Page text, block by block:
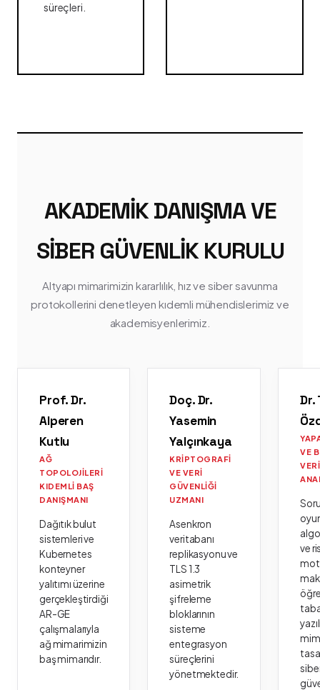
süreçleri.
AKADEMIK DANIŞMA VE
SIBER GÜVENLIK KURULU
Altyapı mimarimizin kararlılık, hız ve siber savunma
protokollerini denetleyen kıdemli mühendislerimiz ve
akademisyenlerimiz.
Prof. Dr.
Alperen
Kutlu
AĞ
TOPOLOJILERI
KIDEMLI BAŞ
DANIŞMANI
Dağıtık bulut
sistemleri ve
Kubernetes
konteyner
yalıtımı üzerine
gerçekleştirdiği
AR-GE
çalışmalarıyla
ağ mimarimizin
baş mimarıdır.
Doç. Dr.
Yasemin
Yalçınkaya
KRIPTOGRAFI
VE VERI
GÜVENLIĞI
UZMANI
Asenkron
veritabanı
replikasyonu ve
TLS 1.3
asimetrik
şifreleme
bloklarının
sisteme
entegrasyon
süreçlerini
yönetmektedir.
Dr.
VE
VERI
ve